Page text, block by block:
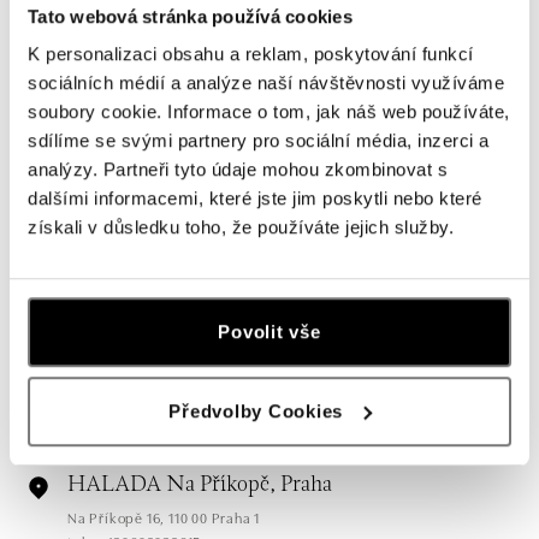
Tato webová stránka používá cookies
K personalizaci obsahu a reklam, poskytování funkcí
sociálních médií a analýze naší návštěvnosti využíváme
soubory cookie. Informace o tom, jak náš web používáte,
sdílíme se svými partnery pro sociální média, inzerci a
analýzy. Partneři tyto údaje mohou zkombinovat s
dalšími informacemi, které jste jim poskytli nebo které
získali v důsledku toho, že používáte jejich služby.
Povolit vše
Předvolby Cookies
Všechny Česko Slovensko
HALADA Pařížská, Praha
Pařížská 7, 110 00 Praha 1
dnes otevřeno od 10:00
HALADA Na Příkopě, Praha
Na Příkopě 16, 110 00 Praha 1